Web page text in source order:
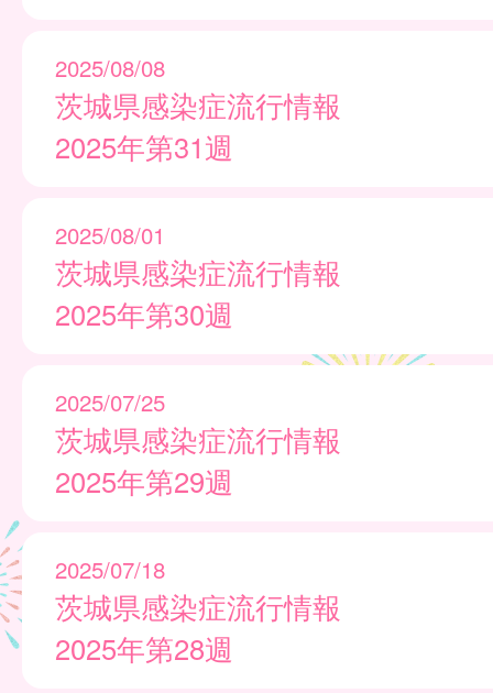
2025/08/08
茨城県感染症流行情報
2025年第31週
2025/08/01
茨城県感染症流行情報
2025年第30週
2025/07/25
茨城県感染症流行情報
2025年第29週
2025/07/18
茨城県感染症流行情報
2025年第28週